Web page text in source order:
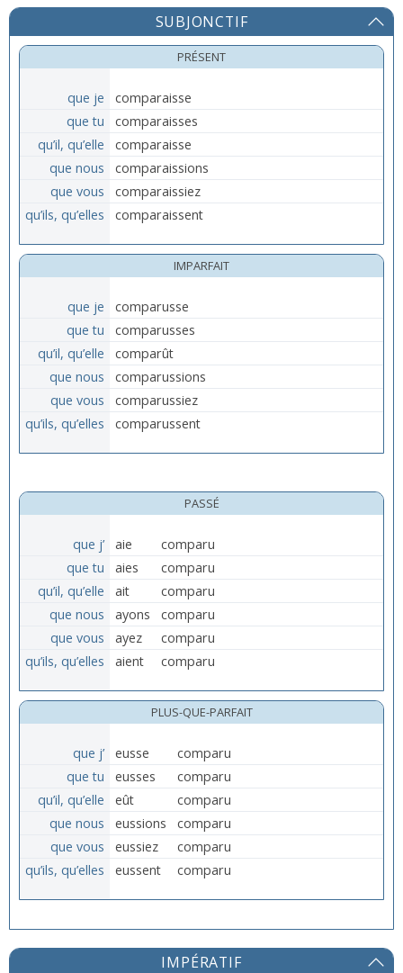
SUBJONCTIF
PRÉSENT
que je
comparaisse
que tu
comparaisses
qu’il, qu’elle
comparaisse
que nous
comparaissions
que vous
comparaissiez
qu’ils, qu’elles
comparaissent
IMPARFAIT
que je
comparusse
que tu
comparusses
qu’il, qu’elle
comparût
que nous
comparussions
que vous
comparussiez
qu’ils, qu’elles
comparussent
PASSÉ
que j’ aie
comparu
que tu
aies
comparu
qu’il, qu’elle
ait
comparu
que nous
ayons
comparu
que vous
ayez
comparu
qu’ils, qu’elles
aient comparu
PLUS-QUE-PARFAIT
que j’ eusse
comparu
que tu
eusses
comparu
qu’il, qu’elle
eût
comparu
que nous
eussions
comparu
que vous
eussiez
comparu
qu’ils, qu’elles
eussent comparu
IMPÉRATIF